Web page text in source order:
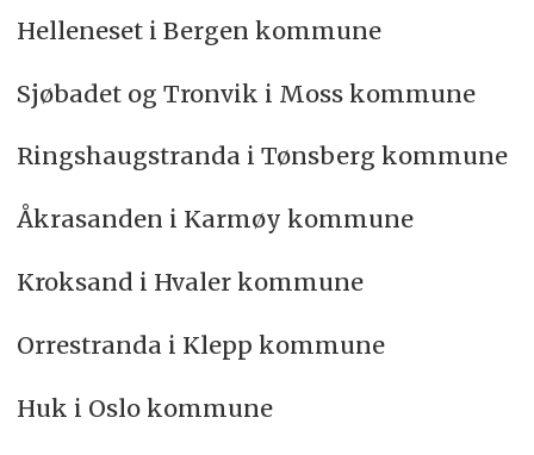
Helleneset i Bergen kommune
Sjøbadet og Tronvik i Moss kommune
Ringshaugstranda i Tønsberg kommune
Åkrasanden i Karmøy kommune
Kroksand i Hvaler kommune
Orrestranda i Klepp kommune
Huk i Oslo kommune